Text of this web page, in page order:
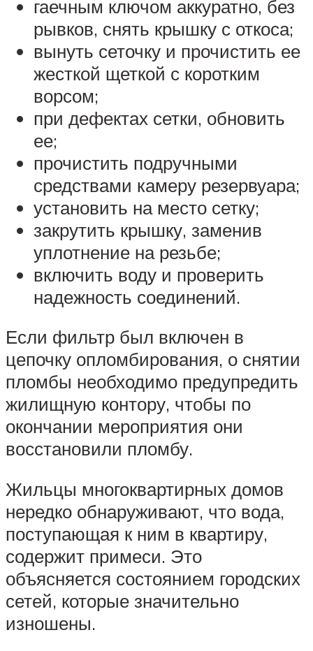
гаечным ключом аккуратно, без
рывков, снять крышку с откоса;
вынуть сеточку и прочистить ее
жесткой щеткой с коротким
ворсом;
при дефектах сетки, обновить
ее;
прочистить подручными
средствами камеру резервуара;
установить на место сетку;
закрутить крышку, заменив
уплотнение на резьбе;
включить воду и проверить
надежность соединений.
Если фильтр был включен в
цепочку опломбирования, о снятии
пломбы необходимо предупредить
жилищную контору, чтобы по
окончании мероприятия они
восстановили пломбу.
Жильцы многоквартирных домов
нередко обнаруживают, что вода,
поступающая к ним в квартиру,
содержит примеси. Это
объясняется состоянием городских
сетей, которые значительно
изношены.